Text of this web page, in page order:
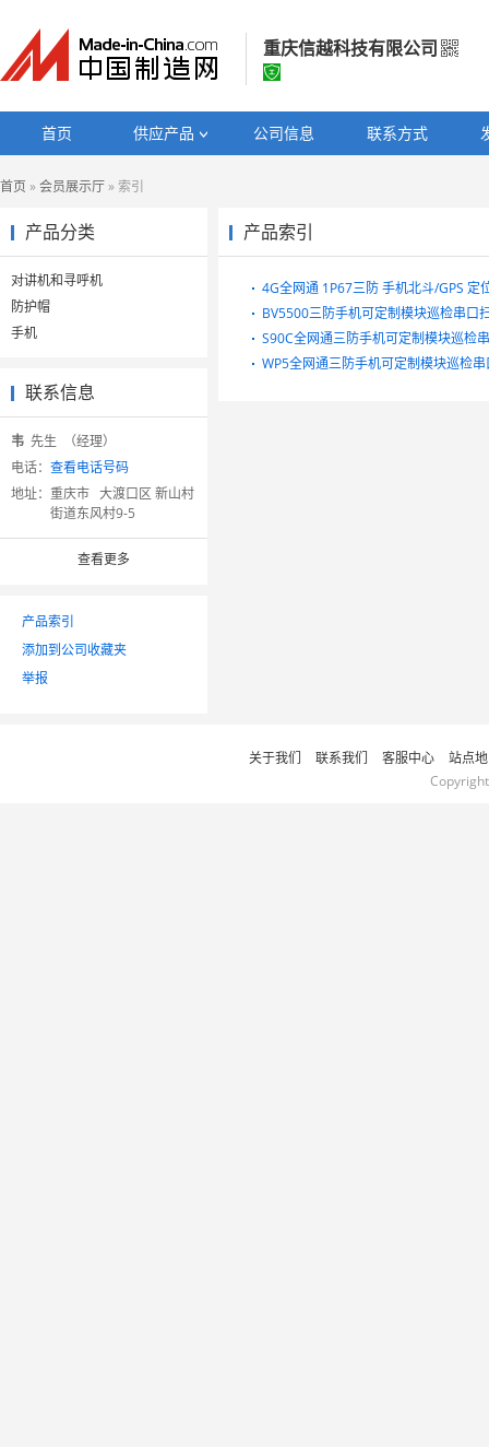
重庆信越科技有限公司
重庆信越科技有限公司
认证信息：
首页 供应产品 公司信息 联系方式
首页 »会员展示厅 » 索引
产品分类
对讲机和寻呼机
防护帽
手机
联系信息
韦 先生 （经理）
电话： 查看电话号码
地址： 重庆市 大渡口区 新山村
街道东风村9-5
查看更多
产品索引
添加到公司收藏夹
举报
产品索引
4G全网通 1P67三防 手机北斗/GPS 定
BV5500三防手机可定制模块巡检串口
S90C全网通三防手机可定制模块巡检
WP5全网通三防手机可定制模块巡检
关于我们 联系我们 客服中心
站点